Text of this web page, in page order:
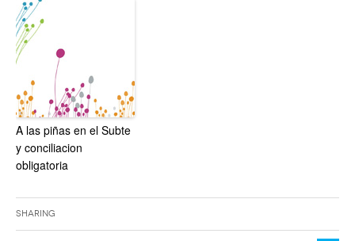
A las piñas en el Subte
y conciliacion
obligatoria
Sharing